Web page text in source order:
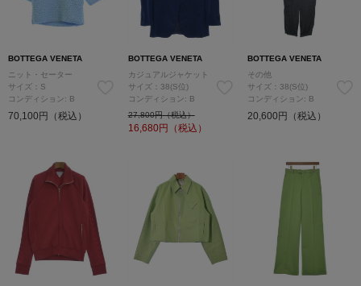
BOTTEGA VENETA
ニット・セーター
サイズ：S
コンディション: B
70,100円（税込）
BOTTEGA VENETA
カジュアルジャケット
サイズ：38(S位)
コンディション: B
27,800円（税込）
16,680円（税込）
BOTTEGA VENETA
その他
サイズ：38(S位)
コンディション: B
20,600円（税込）